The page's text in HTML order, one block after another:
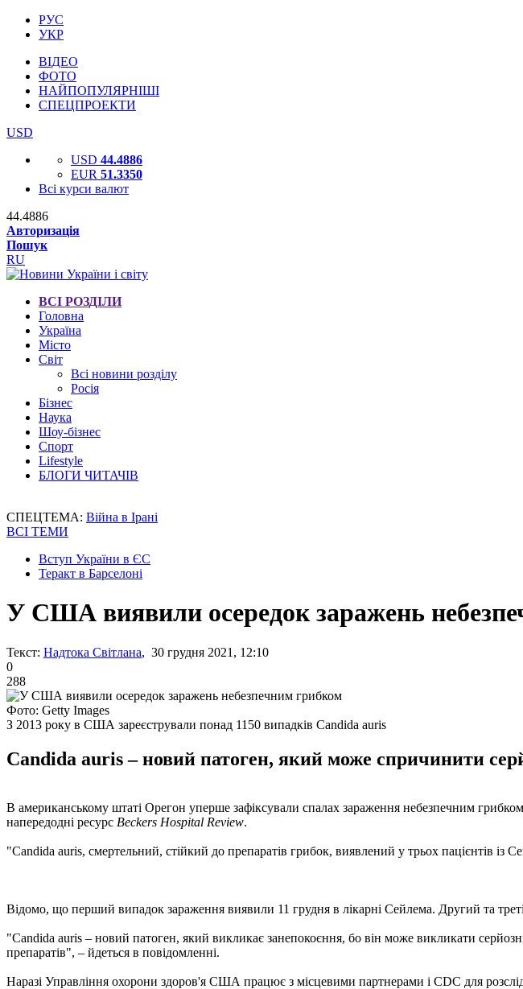
РУС
УКР
ВІДЕО
ФОТО
НАЙПОПУЛЯРНІШІ
СПЕЦПРОЕКТИ
USD
USD 44.4886
EUR 51.3350
Всі курси валют
44.4886
Авторизація
Пошук
RU
ВСІ РОЗДІЛИ
Головна
Україна
Місто
Світ
Всі новини розділу
Росія
Бізнес
Наука
Шоу-бізнес
Спорт
Lifestyle
БЛОГИ ЧИТАЧІВ
СПЕЦТЕМА: Війна в Ірані
ВСІ ТЕМИ
Вступ України в ЄС
Теракт в Барселоні
У США виявили осередок заражень
Текст: Надтока Світлана, 30 грудня 2021, 12:10
0
288
Фото: Getty Images
З 2013 року в США зареєстрували понад 1150 випадків Candida auris
Candida auris – новий патоген, який може спричинити
В американському штаті Орегон уперше зафіксували спалах зараження небезпечним
напередодні ресурс Beckers Hospital Review.
"Candida auris, смертельний, стійкий до препаратів грибок, виявлений у трьох пацієнтів
Відомо, що перший випадок зараження виявили 11 грудня в лікарні Сейлема. Другий та
"Candida auris – новий патоген, який викликає занепокоєння, бо він може викликати
препаратів", – йдеться в повідомленні.
Наразі Управління охорони здоров'я США працює з місцевими партнерами і CDC для